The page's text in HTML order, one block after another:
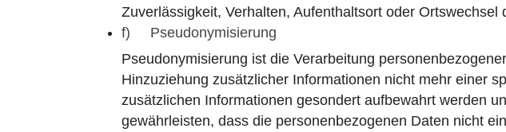
Zuverlässigkeit, Verhalten, Aufenthaltsort oder
f) Pseudonymisierung
Pseudonymisierung ist die Verarbeitung
Hinzuziehung zusätzlicher Informationen nicht mehr einer
zusätzlichen Informationen gesondert aufbewahrt werden
gewährleisten, dass die personenbezogenen Daten nicht